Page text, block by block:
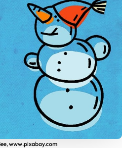
www.pixabay.com